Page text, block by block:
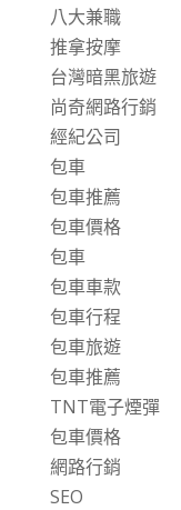
八大兼職
推拿按摩
台灣暗黑旅遊
尚奇網路行銷
經紀公司
包車
包車推薦
包車價格
包車
包車車款
包車行程
包車旅遊
包車推薦
TNT電子煙彈
包車價格
網路行銷
SEO